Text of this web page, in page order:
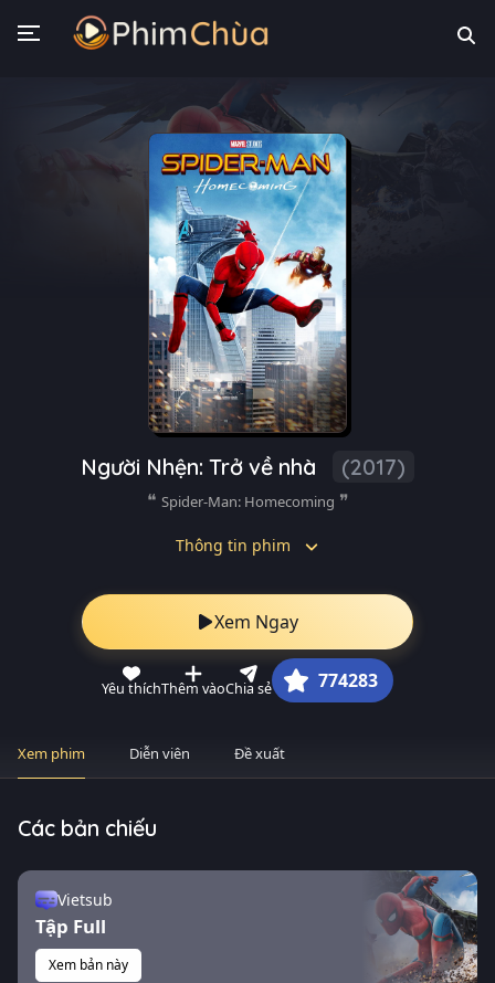
Người Nhện: Trở về nhà (2017)
Spider-Man: Homecoming
Thông tin phim
Xem Ngay
Yêu thíchThêm vàoChia sẻ 774283
Xem phim Diễn viên Đề xuất
Các bản chiếu
Vietsub
Tập Full
Xem bản này